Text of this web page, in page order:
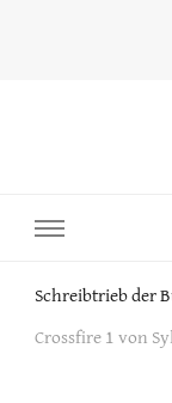
Schreibtrieb der
Crossfire 1 von